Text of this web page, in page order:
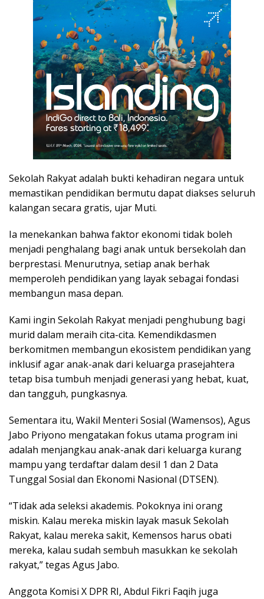
Sekolah Rakyat adalah bukti kehadiran negara untuk
memastikan pendidikan bermutu dapat diakses seluruh
kalangan secara gratis, ujar Muti.
Ia menekankan bahwa faktor ekonomi tidak boleh
menjadi penghalang bagi anak untuk bersekolah dan
berprestasi. Menurutnya, setiap anak berhak
memperoleh pendidikan yang layak sebagai fondasi
membangun masa depan.
Kami ingin Sekolah Rakyat menjadi penghubung bagi
murid dalam meraih cita-cita. Kemendikdasmen
berkomitmen membangun ekosistem pendidikan yang
inklusif agar anak-anak dari keluarga prasejahtera
tetap bisa tumbuh menjadi generasi yang hebat, kuat,
dan tangguh, pungkasnya.
Sementara itu, Wakil Menteri Sosial (Wamensos), Agus
Jabo Priyono mengatakan fokus utama program ini
adalah menjangkau anak-anak dari keluarga kurang
mampu yang terdaftar dalam desil 1 dan 2 Data
Tunggal Sosial dan Ekonomi Nasional (DTSEN).
“Tidak ada seleksi akademis. Pokoknya ini orang
miskin. Kalau mereka miskin layak masuk Sekolah
Rakyat, kalau mereka sakit, Kemensos harus obati
mereka, kalau sudah sembuh masukkan ke sekolah
rakyat,” tegas Agus Jabo.
Anggota Komisi X DPR RI, Abdul Fikri Faqih juga